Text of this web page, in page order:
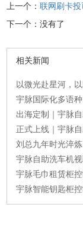
上一个：联网刷卡
下一个：没有了
相关新闻
以微光赴星河，
宇脉国际化多语
出海定制｜宇脉
正式上线｜宇脉
刘总九年时光淬
宇脉自助洗车机
宇脉毛巾租赁柜
宇脉智能钥匙柜控